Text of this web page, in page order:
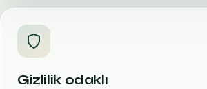
Gizlilik odaklı